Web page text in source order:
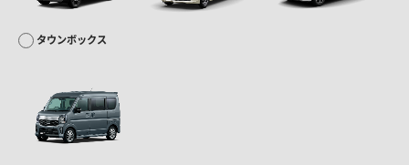
タウンボックス